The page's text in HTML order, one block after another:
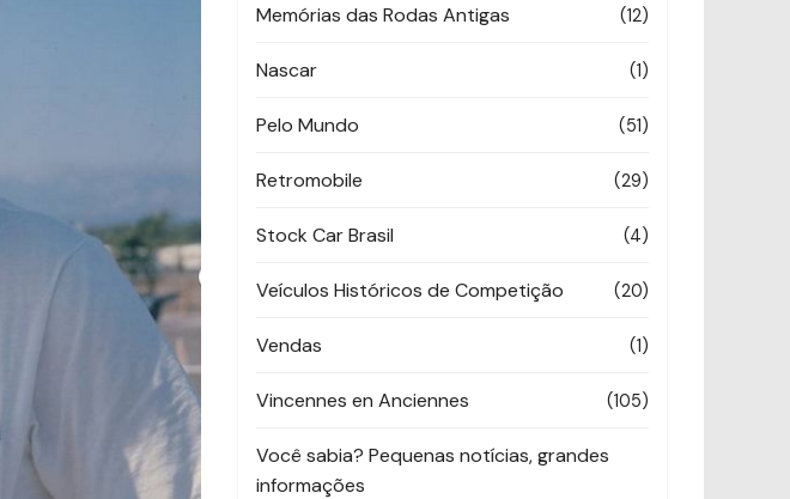
Memórias das Rodas Antigas (12)
Nascar (1)
Pelo Mundo (51)
Retromobile (29)
Stock Car Brasil (4)
Veículos Históricos de Competição (20)
Vendas (1)
Vincennes en Anciennes (105)
Você sabia? Pequenas notícias, grandes
informações